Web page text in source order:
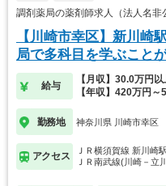
調剤薬局の薬剤師求人（法人名
【川崎市幸区】新川崎
局で多科目を学ぶこと
給与
【月収】30.0万円
【年収】420万円
勤務地 神奈川県 川崎市幸区
アクセス
ＪＲ横須賀線 新川崎駅
ＪＲ南武線(川崎－